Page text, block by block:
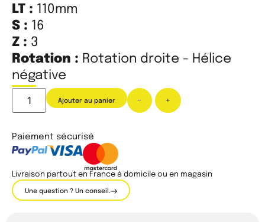
LT : 110mm
S : 16
Z : 3
Rotation : Rotation droite - Hélice
négative
- +
Ajouter au panier
Paiement sécurisé
Livraison partout en France à domicile ou en magasin
Une question ? Un conseil.